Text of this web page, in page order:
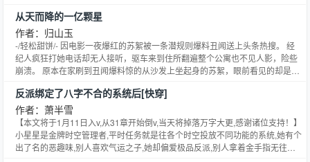
从天而降的一亿颗星
作者：归山玉
-/轻松甜饼/- 因电影一夜爆红的苏絮被一条潜规则爆料丑闻送上头条热搜。 经
纪人疯狂打她电话却无人接听，驱车来到住所翻遍整个公寓也不见人影，险些
崩溃。 原本在家刷到丑闻爆料惊的从沙发上坐起身的苏絮，眼前看见的却是非
灭，站在沙丘上的男人背对着她，伸手接住了那从天而降的一亿颗星。 此后
—— 在片场与男主角飙戏的苏絮一眨眼就能看见新月从山后升起，男人和美洲
狮正坐在一起认真看着她拍戏。 参加综艺节目被针对侮辱，听着男人的翻译一
字一句的反驳打脸。 被家族逼婚渣男时，远在南极洲与鲸嬉戏的男人通过召唤
而来向她求婚。 - 能瞬间穿越到非洲的苏絮浪了几天，在微博发布一则猎豹连
反派绑定了八字不合的系统后[快穿]
作者：萧半雪
【本文将于1月11日入v,从31章开始倒v,当天将掉落万字大更,感谢诸位支持！】
小星星是金牌时空管理者,平时任务就是往各个时空投放不同功能的系统,她有个
出了名的恶趣味,别人喜欢气运之子,她却偏爱极品反派,别人拿着金手指无往不